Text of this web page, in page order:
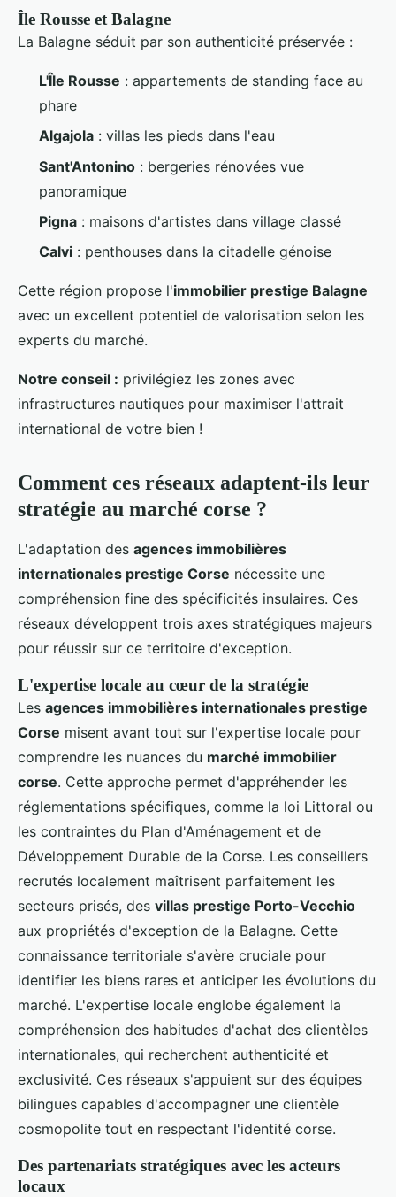
Île Rousse et Balagne
La Balagne séduit par son authenticité préservée :
L'Île Rousse : appartements de standing face au
phare
Algajola : villas les pieds dans l'eau
Sant'Antonino : bergeries rénovées vue
panoramique
Pigna : maisons d'artistes dans village classé
Calvi : penthouses dans la citadelle génoise
Cette région propose l'immobilier prestige Balagne
avec un excellent potentiel de valorisation selon les
experts du marché.
Notre conseil : privilégiez les zones avec
infrastructures nautiques pour maximiser l'attrait
international de votre bien !
Comment ces réseaux adaptent-ils leur
stratégie au marché corse ?
L'adaptation des agences immobilières
internationales prestige Corse nécessite une
compréhension fine des spécificités insulaires. Ces
réseaux développent trois axes stratégiques majeurs
pour réussir sur ce territoire d'exception.
L'expertise locale au cœur de la stratégie
Les agences immobilières internationales prestige
Corse misent avant tout sur l'expertise locale pour
comprendre les nuances du marché immobilier
corse. Cette approche permet d'appréhender les
réglementations spécifiques, comme la loi Littoral ou
les contraintes du Plan d'Aménagement et de
Développement Durable de la Corse. Les conseillers
recrutés localement maîtrisent parfaitement les
secteurs prisés, des villas prestige Porto-Vecchio
aux propriétés d'exception de la Balagne. Cette
connaissance territoriale s'avère cruciale pour
identifier les biens rares et anticiper les évolutions du
marché. L'expertise locale englobe également la
compréhension des habitudes d'achat des clientèles
internationales, qui recherchent authenticité et
exclusivité. Ces réseaux s'appuient sur des équipes
bilingues capables d'accompagner une clientèle
cosmopolite tout en respectant l'identité corse.
Des partenariats stratégiques avec les acteurs
locaux